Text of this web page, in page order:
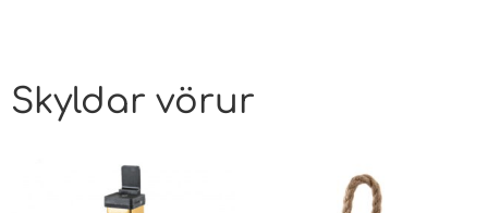
Skyldar vörur